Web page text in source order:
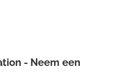
- Neem een